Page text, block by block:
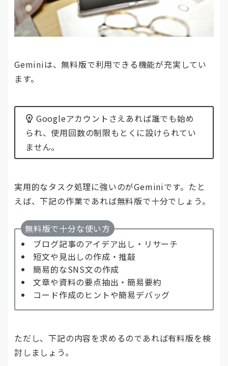
Geminiは、無料版で利用できる機能が充実してい
ます。
Googleアカウントさえあれば誰でも始め
られ、使用回数の制限もとくに設けられてい
ません。
実用的なタスク処理に強いのがGeminiです。たと
えば、下記の作業であれば無料版で十分でしょう。
無料版で十分な使い方
ブログ記事のアイデア出し・リサーチ
短文や見出しの作成・推敲
簡易的なSNS文の作成
文章や資料の要点抽出・簡易要約
コード作成のヒントや簡易デバッグ
ただし、下記の内容を求めるのであれば有料版を検
討しましょう。